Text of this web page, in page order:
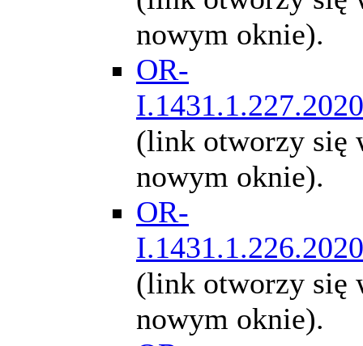
nowym oknie).
OR-
I.1431.1.227.2020
(link otworzy się
nowym oknie).
OR-
I.1431.1.226.2020
(link otworzy się
nowym oknie).